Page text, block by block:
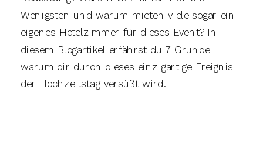
Wenigsten und warum mieten viele sogar ein
eigenes Hotelzimmer für dieses Event? In
diesem Blogartikel erfährst du 7 Gründe
warum dir durch dieses einzigartige Ereignis
der Hochzeitstag versüßt wird.